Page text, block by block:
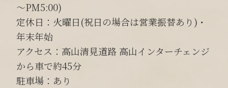
～PM5:00)
定休日：火曜日(祝日の場合は営業振替あり)・
年末年始
アクセス：高山清見道路 高山インターチェンジ
から車で約45分
駐車場：あり